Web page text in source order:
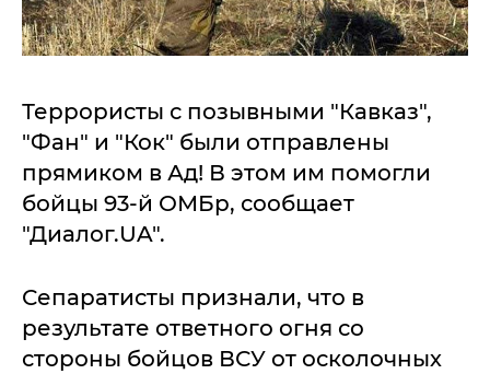
Террористы с позывными "Кавказ",
"Фан" и "Кок" были отправлены
прямиком в Ад! В этом им помогли
бойцы 93-й ОМБр, сообщает
"Диалог.UA".
Сепаратисты признали, что в
результате ответного огня со
стороны бойцов ВСУ от осколочных